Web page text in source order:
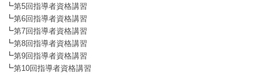
┗第5回指導者資格講習
┗第6回指導者資格講習
┗第7回指導者資格講習
┗第8回指導者資格講習
┗第9回指導者資格講習
┗第10回指導者資格講習